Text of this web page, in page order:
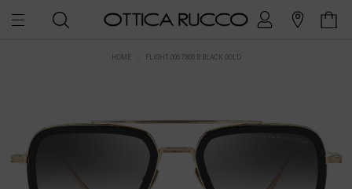
HOME FLIGHT.006 7806 B BLACK GOLD